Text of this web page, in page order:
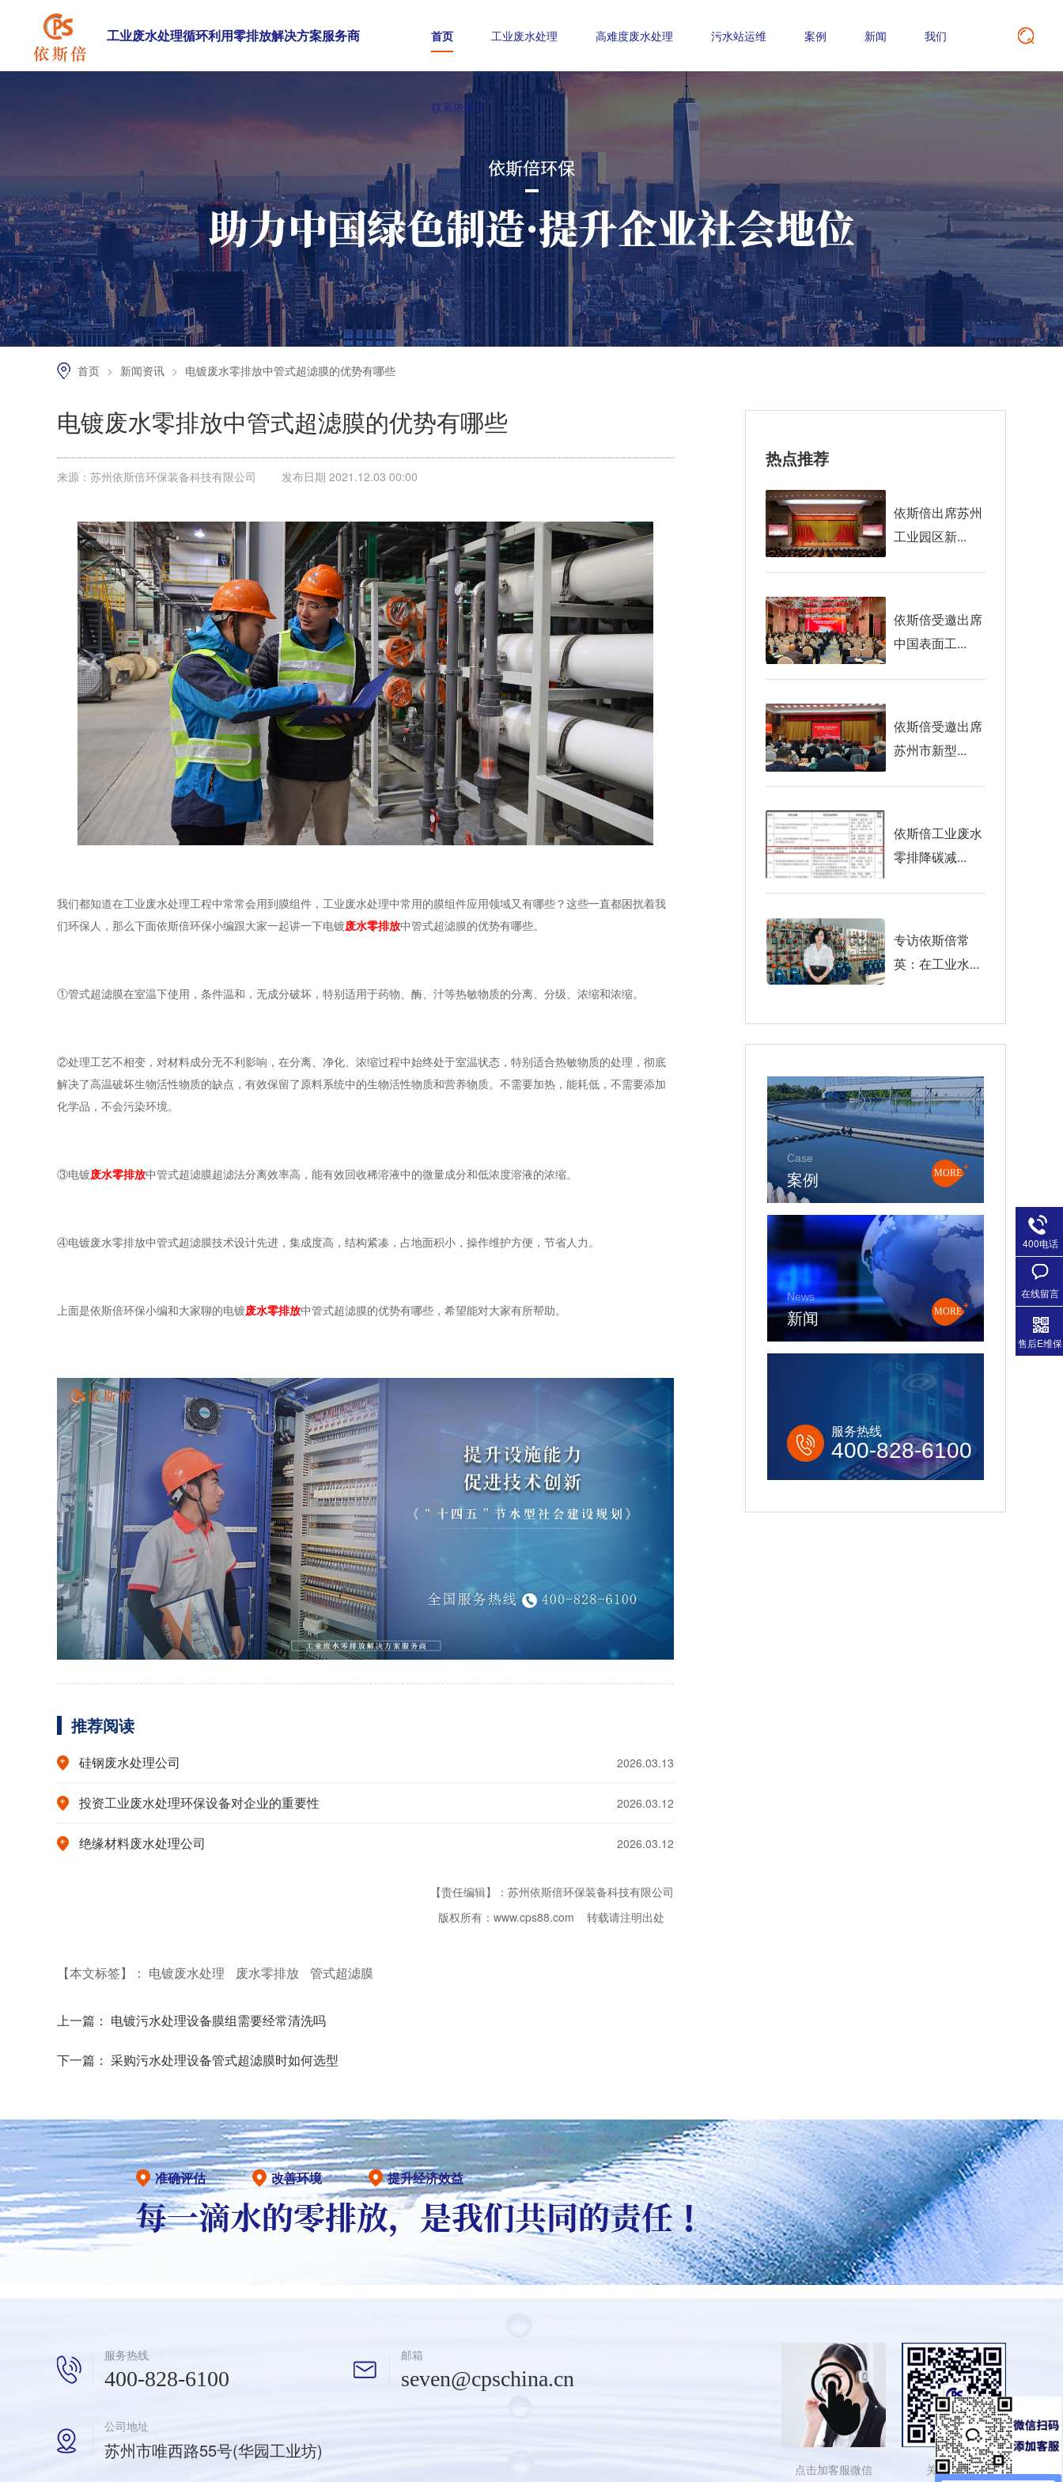
工业废水处理循环利用零排放解决方案服务商 首页 工业废水处理 高难度废水处理 污水站运维 案例 新闻 我们
联系依斯倍
首页 > 新闻资讯 > 电镀废水零排放中管式超滤膜的优势有哪些
电镀废水零排放中管式超滤膜的优势有哪些
来源：苏州依斯倍环保装备科技有限公司 发布日期 2021.12.03 00:00
我们都知道在工业废水处理工程中常常会用到膜组件，工业废水处理中常用的膜组件应用领域又有哪些？这些一直都困扰着我
们环保人，那么下面依斯倍环保小编跟大家一起讲一下电镀废水零排放中管式超滤膜的优势有哪些。
①管式超滤膜在室温下使用，条件温和，无成分破坏，特别适用于药物、酶、汁等热敏物质的分离、分级、浓缩和浓缩。
②处理工艺不相变，对材料成分无不利影响，在分离、净化、浓缩过程中始终处于室温状态，特别适合热敏物质的处理，彻底
解决了高温破坏生物活性物质的缺点，有效保留了原料系统中的生物活性物质和营养物质。不需要加热，能耗低，不需要添加
化学品，不会污染环境。
③电镀废水零排放中管式超滤膜超滤法分离效率高，能有效回收稀溶液中的微量成分和低浓度溶液的浓缩。
④电镀废水零排放中管式超滤膜技术设计先进，集成度高，结构紧凑，占地面积小，操作维护方便，节省人力。
上面是依斯倍环保小编和大家聊的电镀废水零排放中管式超滤膜的优势有哪些，希望能对大家有所帮助。
推荐阅读
2026.03.13
硅钢废水处理公司
2026.03.12
投资工业废水处理环保设备对企业的重要性
2026.03.12
绝缘材料废水处理公司
【责任编辑】：苏州依斯倍环保装备科技有限公司
版权所有：www.cps88.com 转载请注明出处
【本文标签】： 电镀废水处理 废水零排放 管式超滤膜
上一篇： 电镀污水处理设备膜组需要经常清洗吗
下一篇： 采购污水处理设备管式超滤膜时如何选型
热点推荐
依斯倍出席苏州
工业园区新...
依斯倍受邀出席
中国表面工...
依斯倍受邀出席
苏州市新型...
依斯倍工业废水
零排降碳减...
专访依斯倍常
英：在工业水...
Case
案例 MORE
News
新闻 MORE
服务热线
400-828-6100
准确评估 改善环境 提升经济效益
服务热线
400-828-6100
邮箱
seven@cpschina.cn
公司地址
苏州市唯西路55号(华园工业坊)
点击加客服微信 关注依斯倍
400电话
在线留言
售后E维保